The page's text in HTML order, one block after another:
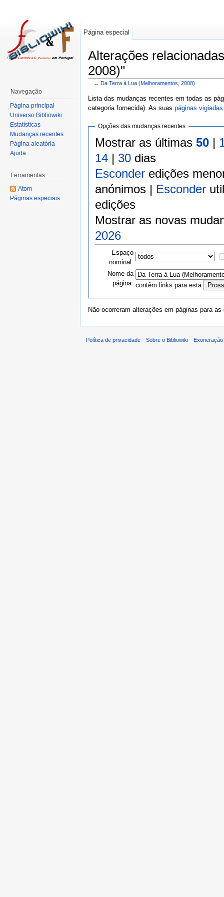
Alterações
2008)"
← Da Terra à Lua (Melhoramentos, 2008)
Lista das mudanças recentes em todas as
categoria fornecida). As suas páginas vigiadas
Opções das mudanças recentes
Mostrar as últimas 50|
14| 30dias
Esconderedições
anónimos | Esconder
edições
Mostrar as novas
2026
Espaço
nominal:
Nome da
página: contêm links para esta
Não ocorreram alterações em páginas para
Página especial
Navegação
Página principal
Universo Bibliowiki
Estatísticas
Mudanças recentes
Página aleatória
Ajuda
Ferramentas
Atom
Páginas especiais
Política de privacidade Sobre o Bibliowiki